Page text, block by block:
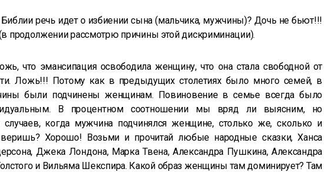
Библии речь идет о избиении сына (мальчика, мужчины)? Дочь не бьют!!!
продолжении рассмотрю причины этой дискриминации).
что эмансипация освободила женщину, что она стала свободной от
Ложь!!! Потому как в предыдущих столетиях было много семей, в
были подчинены женщинам. Повиновение в семье всегда было
В процентном соотношении мы вряд ли выясним, но
случаев, когда мужчина подчинялся женщине, столько же, сколько и
Хорошо! Возьми и прочитай любые народные сказки, Ханса
Джека Лондона, Марка Твена, Александра Пушкина, Александра
и Вильяма Шекспира. Какой образ женщины там доминирует? Там